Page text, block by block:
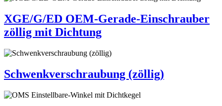
XGE/G/ED OEM-Gerade-Einschrauber
zöllig mit Dichtung
Schwenkverschraubung (zöllig)